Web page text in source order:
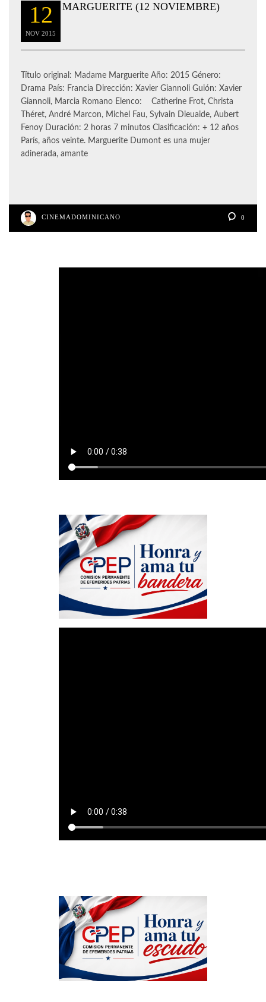
12
NOV 2015
MARGUERITE (12 NOVIEMBRE)
Título original: Madame Marguerite Año: 2015 Género:
Drama País: Francia Dirección: Xavier Giannoli Guión: Xavier
Giannoli, Marcia Romano Elenco: Catherine Frot, Christa
Théret, André Marcon, Michel Fau, Sylvain Dieuaide, Aubert
Fenoy Duración: 2 horas 7 minutos Clasificación: + 12 años
París, años veinte. Marguerite Dumont es una mujer
adinerada, amante
CINEMADOMINICANO 0